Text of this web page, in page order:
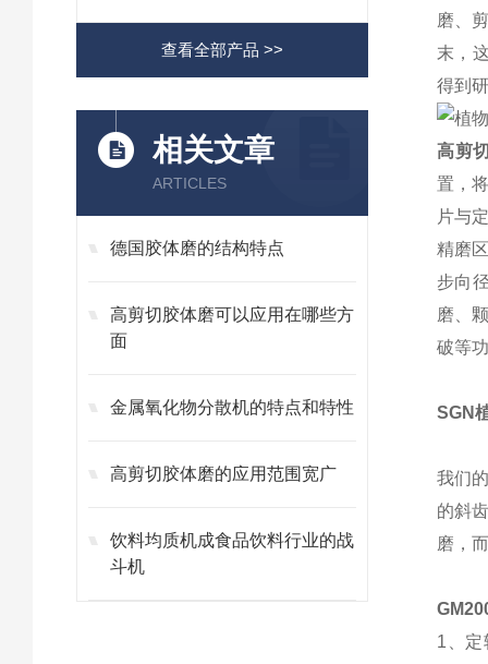
查看全部产品 >>
相关文章
ARTICLES
德国胶体磨的结构特点
高剪切胶体磨可以应用在哪些方
面
金属氧化物分散机的特点和特性
高剪切胶体磨的应用范围宽广
饮料均质机成食品饮料行业的战
斗机
磨、
末，
得
高剪
置，
片与
精磨
步向
磨、
破等
SGN
我们
的斜
磨，
1、定